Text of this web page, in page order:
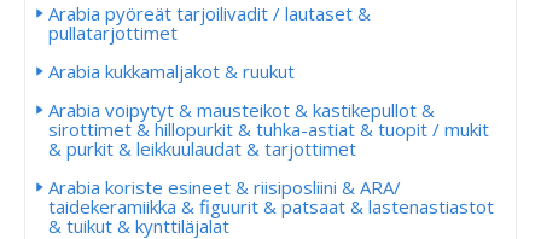
Arabia pyöreät tarjoilivadit / lautaset &
pullatarjottimet
Arabia kukkamaljakot & ruukut
Arabia voipytyt & mausteikot & kastikepullot &
sirottimet & hillopurkit & tuhka-astiat & tuopit / mukit
& purkit & leikkuulaudat & tarjottimet
Arabia koriste esineet & riisiposliini & ARA/
taidekeramiikka & figuurit & patsaat & lastenastiastot
& tuikut & kynttiläjalat